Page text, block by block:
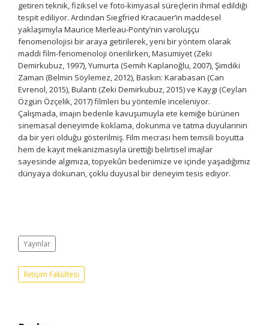
getiren teknik, fiziksel ve foto-kimyasal süreçlerin ihmal edildiği
tespit ediliyor. Ardından Siegfried Kracauer’in maddesel
yaklaşımıyla Maurice Merleau-Ponty’nin varoluşçu
fenomenolojisi bir araya getirilerek, yeni bir yöntem olarak
maddi film-fenomenoloji önerilirken, Masumiyet (Zeki
Demirkubuz, 1997), Yumurta (Semih Kaplanoğlu, 2007), Şimdiki
Zaman (Belmin Söylemez, 2012), Baskın: Karabasan (Can
Evrenol, 2015), Bulantı (Zeki Demirkubuz, 2015) ve Kaygı (Ceylan
Özgün Özçelik, 2017) filmleri bu yöntemle inceleniyor.
Çalışmada, imajın bedenle kavuşumuyla ete kemiğe bürünen
sinemasal deneyimde koklama, dokunma ve tatma duyularının
da bir yeri olduğu gösterilmiş. Film mecrası hem temsili boyutta
hem de kayıt mekanizmasıyla ürettiği belirtisel imajlar
sayesinde algımıza, topyekûn bedenimize ve içinde yaşadığımız
dünyaya dokunan, çoklu duyusal bir deneyim tesis ediyor.
Yayınlar
İletişim Fakültesi